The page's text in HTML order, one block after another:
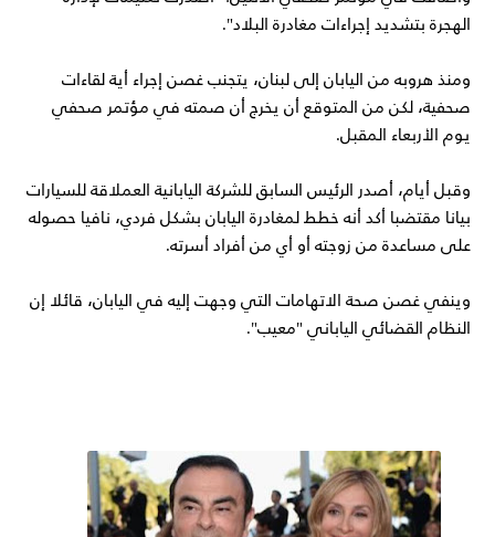
الهجرة بتشديد إجراءات مغادرة البلاد".
ومنذ هروبه من اليابان إلى لبنان، يتجنب غصن إجراء أية لقاءات
صحفية، لكن من المتوقع أن يخرج أن صمته في مؤتمر صحفي
يوم الأربعاء المقبل.
وقبل أيام، أصدر الرئيس السابق للشركة اليابانية العملاقة للسيارات
بيانا مقتضبا أكد أنه خطط لمغادرة اليابان بشكل فردي، نافيا حصوله
على مساعدة من زوجته أو أي من أفراد أسرته.
وينفي غصن صحة الاتهامات التي وجهت إليه في اليابان، قائلا إن
النظام القضائي الياباني "معيب".